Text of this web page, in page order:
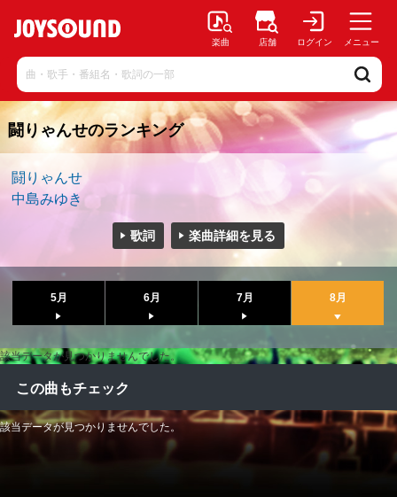
楽曲 店舗 ログイン メニュー
闘りゃんせのランキング
闘りゃんせ
中島みゆき
歌詞 楽曲詳細を見る
5月 6月 7月 8月
該当データが見つかりませんでした。
この曲もチェック
該当データが見つかりませんでした。